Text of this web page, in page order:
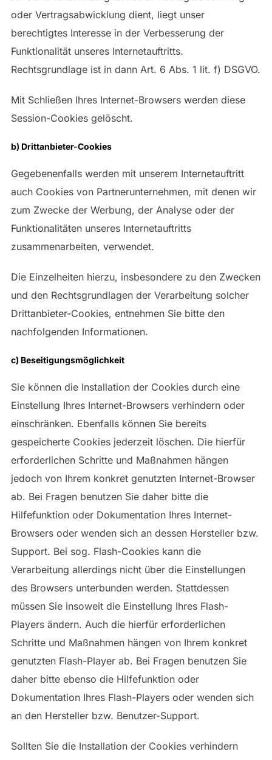
oder Vertragsabwicklung dient, liegt unser
berechtigtes Interesse in der Verbesserung der
Funktionalität unseres Internetauftritts.
Rechtsgrundlage ist in dann Art. 6 Abs. 1 lit. f) DSGVO.
Mit Schließen Ihres Internet-Browsers werden diese
Session-Cookies gelöscht.
b) Drittanbieter-Cookies
Gegebenenfalls werden mit unserem Internetauftritt
auch Cookies von Partnerunternehmen, mit denen wir
zum Zwecke der Werbung, der Analyse oder der
Funktionalitäten unseres Internetauftritts
zusammenarbeiten, verwendet.
Die Einzelheiten hierzu, insbesondere zu den Zwecken
und den Rechtsgrundlagen der Verarbeitung solcher
Drittanbieter-Cookies, entnehmen Sie bitte den
nachfolgenden Informationen.
c) Beseitigungsmöglichkeit
Sie können die Installation der Cookies durch eine
Einstellung Ihres Internet-Browsers verhindern oder
einschränken. Ebenfalls können Sie bereits
gespeicherte Cookies jederzeit löschen. Die hierfür
erforderlichen Schritte und Maßnahmen hängen
jedoch von Ihrem konkret genutzten Internet-Browser
ab. Bei Fragen benutzen Sie daher bitte die
Hilfefunktion oder Dokumentation Ihres Internet-
Browsers oder wenden sich an dessen Hersteller bzw.
Support. Bei sog. Flash-Cookies kann die
Verarbeitung allerdings nicht über die Einstellungen
des Browsers unterbunden werden. Stattdessen
müssen Sie insoweit die Einstellung Ihres Flash-
Players ändern. Auch die hierfür erforderlichen
Schritte und Maßnahmen hängen von Ihrem konkret
genutzten Flash-Player ab. Bei Fragen benutzen Sie
daher bitte ebenso die Hilfefunktion oder
Dokumentation Ihres Flash-Players oder wenden sich
an den Hersteller bzw. Benutzer-Support.
Sollten Sie die Installation der Cookies verhindern